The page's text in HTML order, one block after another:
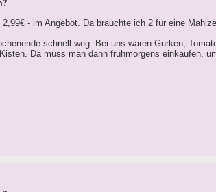
- im Angebot. Da bräuchte ich 2 für eine
schnell weg. Bei uns waren Gurken,
Da muss man dann frühmorgens einkaufen,